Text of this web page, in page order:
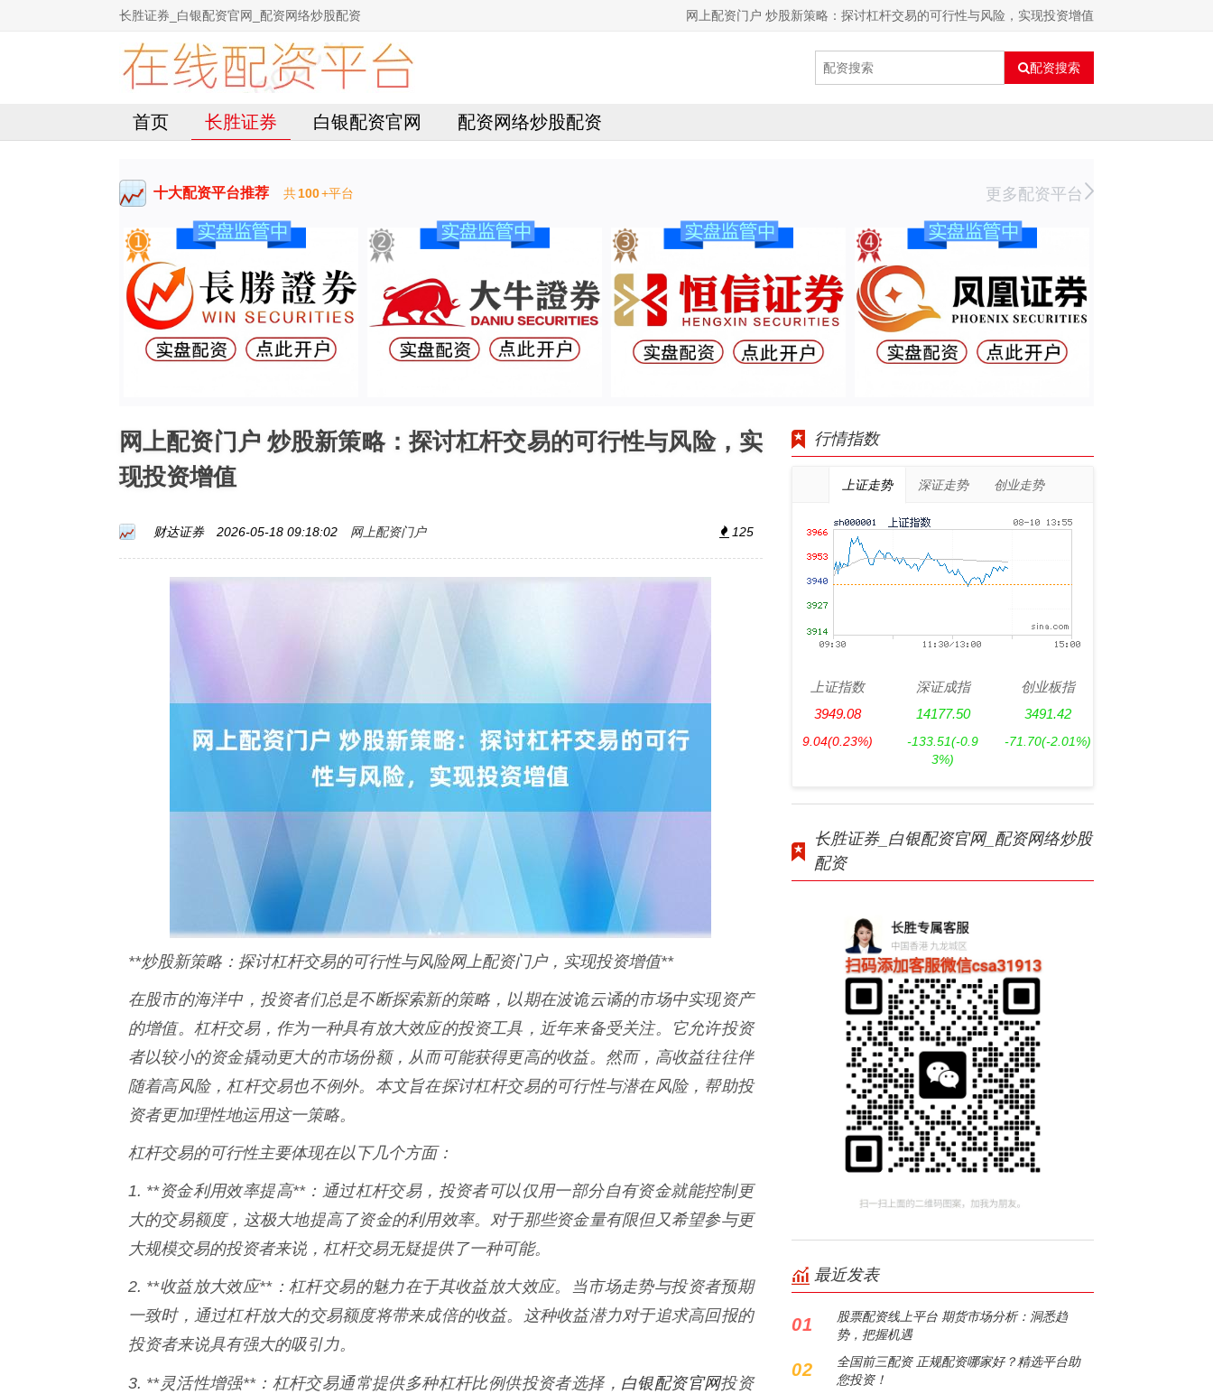
长胜证券_白银配资官网_配资网络炒股配资 网上配资门户 炒股新策略：探讨杠杆交易的可行性与风险，实现投资增值
配资搜索
首页 长胜证券 白银配资官网 配资网络炒股配资
十大配资平台推荐 共100+平台 更多配资平台
网上配资门户 炒股新策略：探讨杠杆交易的可行性与风险，实
现投资增值
财达证券 2026-05-18 09:18:02 网上配资门户 125
**炒股新策略：探讨杠杆交易的可行性与风险网上配资门户，实现投资增值**
在股市的海洋中，投资者们总是不断探索新的策略，以期在波诡云谲的市场中实现资产
的增值。杠杆交易，作为一种具有放大效应的投资工具，近年来备受关注。它允许投资
者以较小的资金撬动更大的市场份额，从而可能获得更高的收益。然而，高收益往往伴
随着高风险，杠杆交易也不例外。本文旨在探讨杠杆交易的可行性与潜在风险，帮助投
资者更加理性地运用这一策略。
杠杆交易的可行性主要体现在以下几个方面：
1. **资金利用效率提高**：通过杠杆交易，投资者可以仅用一部分自有资金就能控制更
大的交易额度，这极大地提高了资金的利用效率。对于那些资金量有限但又希望参与更
大规模交易的投资者来说，杠杆交易无疑提供了一种可能。
2. **收益放大效应**：杠杆交易的魅力在于其收益放大效应。当市场走势与投资者预期
一致时，通过杠杆放大的交易额度将带来成倍的收益。这种收益潜力对于追求高回报的
投资者来说具有强大的吸引力。
3. **灵活性增强**：杠杆交易通常提供多种杠杆比例供投资者选择， 白银配资官网投资
行情指数
上证走势 深证走势 创业走势
上证指数
3949.08
9.04(0.23%)
深证成指
14177.50
-133.51(-0.9
3%)
创业板指
3491.42
-71.70(-2.01%)
长胜证券_白银配资官网_配资网络炒股
配资
最近发表
01
股票配资线上平台 期货市场分析：洞悉趋
势，把握机遇
02
全国前三配资 正规配资哪家好？精选平台助
您投资！